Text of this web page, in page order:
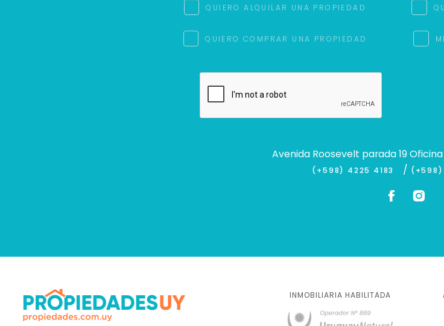
QUIERO ALQUILAR UNA PROPIEDAD
QUIERO COMPRAR UNA PROPIEDAD
Avenida Roosevelt parada 19
(+598) 4225 4183 /
INMOBILIARIA HABILITADA